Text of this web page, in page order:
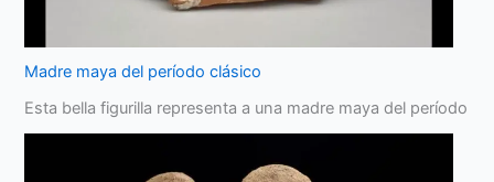
Madre maya del período clásico
Esta bella figurilla representa a una madre maya del período